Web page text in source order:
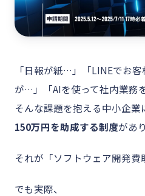
「日報が紙…」「LINEでお
が…」「AIを使って社内業務
そんな課題を抱える中小企業
150万円を助成する制度があ
それが「ソフトウェア開発費
でも実際、